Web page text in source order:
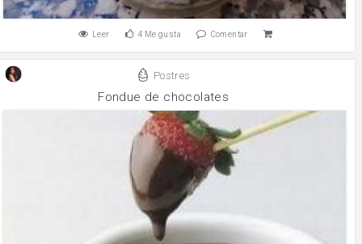
Leer 4 Me gusta Comentar
Postres
Fondue de chocolates